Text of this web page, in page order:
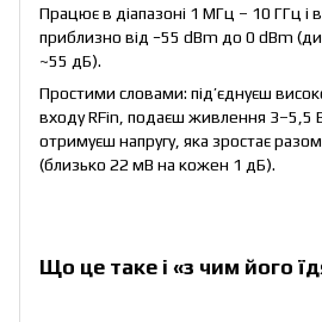
Працює в діапазоні 1 МГц – 10 ГГц і
приблизно від −55 dBm до 0 dBm
~55 дБ).
Простими словами: під’єднуєш
входу RFin, подаєш живлення 3–5,5
отримуєш напругу, яка зростає
(близько 22 мВ на кожен 1 дБ).
Що це таке і «з чим його